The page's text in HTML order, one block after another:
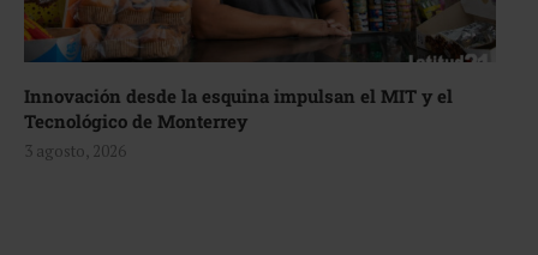
Innovación desde la esquina impulsan el MIT y el
Tecnológico de Monterrey
3 agosto, 2026